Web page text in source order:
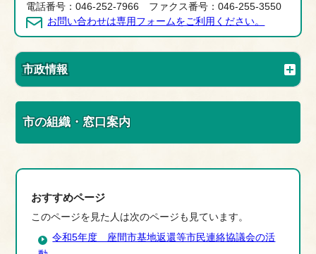
電話番号：046-252-7966 ファクス番号：046-255-3550
お問い合わせは専用フォームをご利用ください。
市政情報
市の組織・窓口案内
おすすめページ
このページを見た人は次のページも見ています。
令和5年度 座間市基地返還等市民連絡協議会の活